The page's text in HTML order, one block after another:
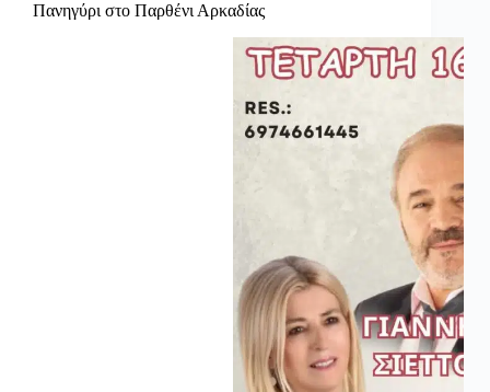
Πανηγύρι στο Παρθένι Αρκαδίας